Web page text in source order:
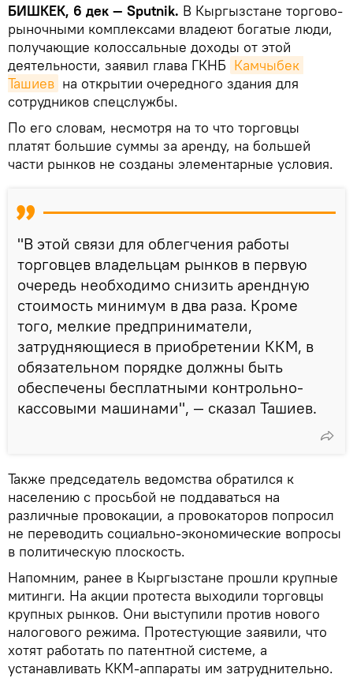
БИШКЕК, 6 дек — Sputnik. В Кыргызстане торгово-
рыночными комплексами владеют богатые люди,
получающие колоссальные доходы от этой
деятельности, заявил глава ГКНБ Камчыбек
Ташиев на открытии очередного здания для
сотрудников спецслужбы.
По его словам, несмотря на то что торговцы
платят большие суммы за аренду, на большей
части рынков не созданы элементарные условия.
"В этой связи для облегчения работы
торговцев владельцам рынков в первую
очередь необходимо снизить арендную
стоимость минимум в два раза. Кроме
того, мелкие предприниматели,
затрудняющиеся в приобретении ККМ, в
обязательном порядке должны быть
обеспечены бесплатными контрольно-
кассовыми машинами", — сказал Ташиев.
Также председатель ведомства обратился к
населению с просьбой не поддаваться на
различные провокации, а провокаторов попросил
не переводить социально-экономические вопросы
в политическую плоскость.
Напомним, ранее в Кыргызстане прошли крупные
митинги. На акции протеста выходили торговцы
крупных рынков. Они выступили против нового
налогового режима. Протестующие заявили, что
хотят работать по патентной системе, а
устанавливать ККМ-аппараты им затруднительно.